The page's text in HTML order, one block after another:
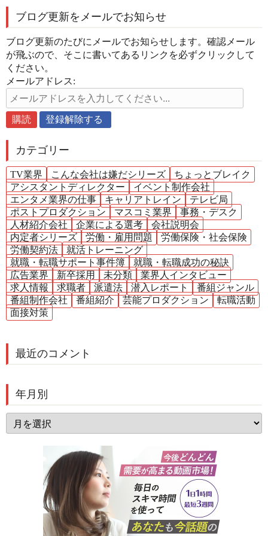
ブログ更新をメールでお知らせ
ブログ更新のたびにメールでお知らせします。確認メール
が飛ぶので、そこに書いてあるリンクを必ずクリックして
ください。
メールアドレス:
カテゴリー
TV業界 こんな会社は嫌だシリーズ
ちょっとブレイク
アシスタントディレクター
イベント制作会社
エンタメ業界の仕事
キャリアトレイン
テレビ局
ポストプロダクション
マスコミ業界
事務・デスク
人材紹介会社
企業による選考
会社説明会
内定者シリーズ
労働・雇用問題
労働保険・社会保険
労働契約法
就活トレーニング
就職・転職サポート事件簿
就職・転職成功の秘訣
広告業界
新卒採用 未分類
業界人インタビュー
求人情報
求職者 派遣法 潜入レポート
番組ジャンル
番組制作会社
番組紹介 芸能プロダクション
転職活動
面接対策
最近のコメント
年月別
月